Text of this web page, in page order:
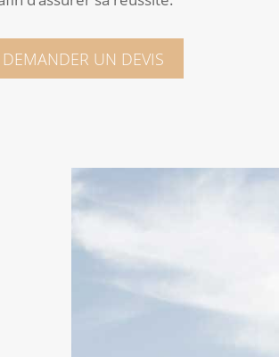
DEMANDER UN DEVIS
VOTRE
POUR VOTRE